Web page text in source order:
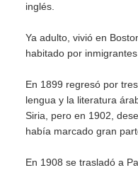
inglés.
Ya adulto, vivió en
habitado por
En 1899 regresó por
lengua y la literatura
Siria, pero en 1902,
había marcado gran
En 1908 se trasladó a